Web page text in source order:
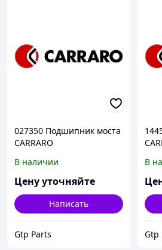
027350 Подшипник моста
CARRARO
В наличии
Цену уточняйте
Написать
Gtp Parts
В
Gtp